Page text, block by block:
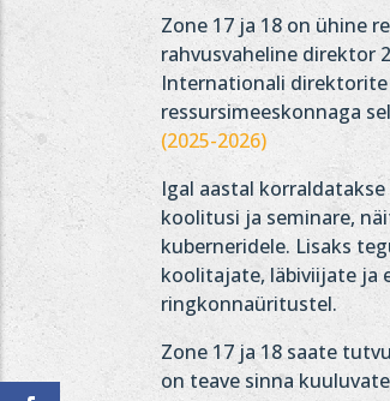
Zone 17 ja 18 on ühine
rahvusvaheline direktor
Internationali
ressursimeeskonnaga
(2025-2026)
Igal aastal
koolitusi ja seminare,
kuberneridele. Lisaks
koolitajate, läbiviijate ja
ringkonnaüritustel.
Zone 17 ja 18 saate
on teave sinna